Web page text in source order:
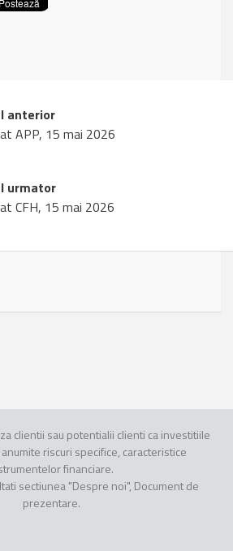
anterior
APP, 15 mai 2026
urmator
CFH, 15 mai 2026
clientii sau potentialii clienti ca investitiile
riscuri specifice, caracteristice
financiare.
sectiunea "Despre noi", Document de
prezentare.